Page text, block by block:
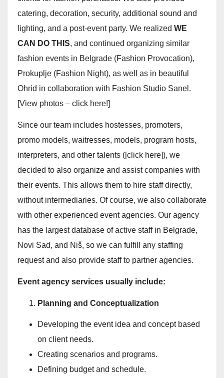
catering, decoration, security, additional sound and
lighting, and a post-event party. We realized WE
CAN DO THIS, and continued organizing similar
fashion events in Belgrade (Fashion Provocation),
Prokuplje (Fashion Night), as well as in beautiful
Ohrid in collaboration with Fashion Studio Sanel.
[View photos – click here!]
Since our team includes hostesses, promoters,
promo models, waitresses, models, program hosts,
interpreters, and other talents ([click here]), we
decided to also organize and assist companies with
their events. This allows them to hire staff directly,
without intermediaries. Of course, we also collaborate
with other experienced event agencies. Our agency
has the largest database of active staff in Belgrade,
Novi Sad, and Niš, so we can fulfill any staffing
request and also provide staff to partner agencies.
Event agency services usually include:
Planning and Conceptualization
Developing the event idea and concept based
on client needs.
Creating scenarios and programs.
Defining budget and schedule.